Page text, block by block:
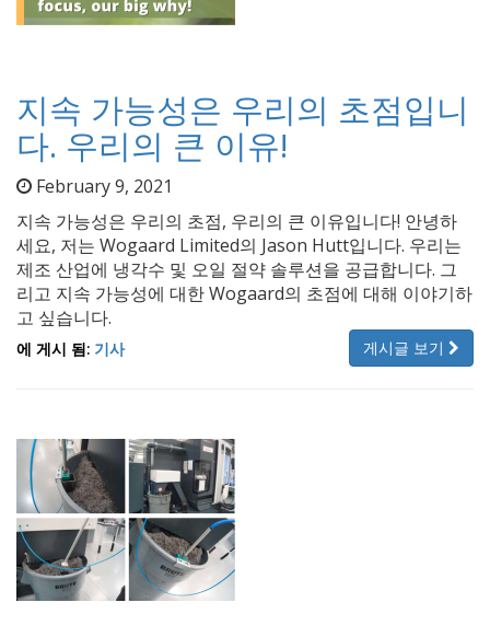
지속 가능성은 우리의 초점입니
다. 우리의 큰 이유!
February 9, 2021
지속 가능성은 우리의 초점, 우리의 큰 이유입니다! 안녕하
세요, 저는 Wogaard Limited의 Jason Hutt입니다. 우리는
제조 산업에 냉각수 및 오일 절약 솔루션을 공급합니다. 그
리고 지속 가능성에 대한 Wogaard의 초점에 대해 이야기하
고 싶습니다.
게시글 보기
에 게시 됨: 기사